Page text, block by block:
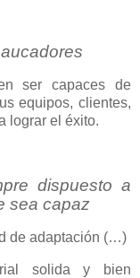
ser capaces de
equipos, clientes,
lograr el éxito.
dispuesto a
sea capaz
de adaptación (…)
solida y bien